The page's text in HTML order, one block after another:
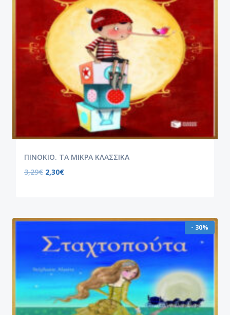
ΠΙΝΟΚΙΟ. ΤΑ ΜΙΚΡΑ ΚΛΑΣΣΙΚΑ
3,29€ 2,30€
- 30%